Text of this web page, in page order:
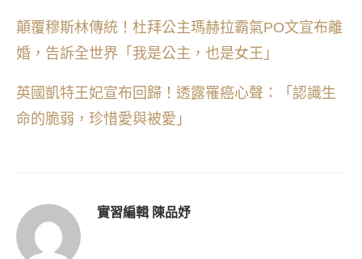
顛覆穆斯林傳統！杜拜公主瑪赫拉霸氣PO文宣布離
婚，告訴全世界「我是公主，也是女王」
英國凱特王妃宣布回歸！透露罹癌心聲：「認識生
命的脆弱，珍惜愛與被愛」
實習編輯 陳品妤